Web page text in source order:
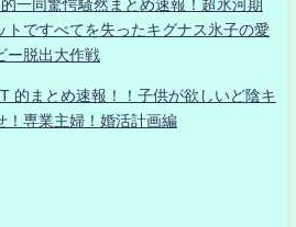
一同驚愕騒然まとめ速報！超氷河期
トですべてを失ったキグナス氷子の愛
ー脱出大作戦
的まとめ速報！！子供が欲しいど陰キ
！専業主婦！婚活計画編